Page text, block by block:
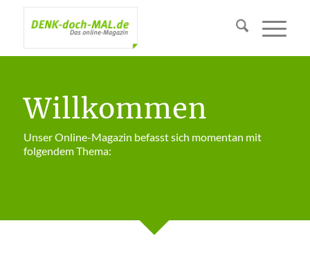
Willkommen
Unser Online-Magazin befasst sich momentan mit
folgendem Thema: